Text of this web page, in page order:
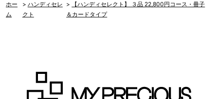
ホー
ム
> ハンディセレ
クト
>
【ハンディセレクト】 ３品 22,800円コース・冊子
＆カードタイプ